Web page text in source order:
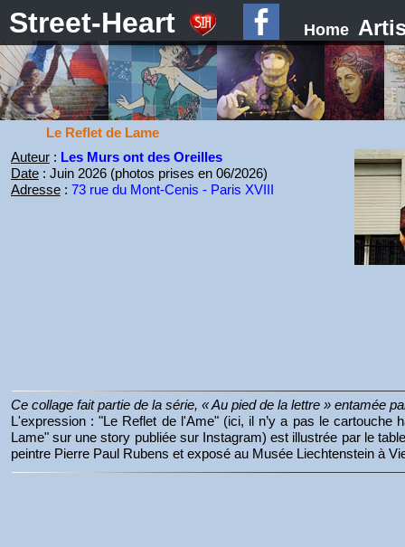
Street-Heart Home
Le Reflet de Lame
Auteur: Les Murs ont des Oreilles
Date: Juin 2026 (photos prises en 06/2026)
Adresse: 73 rue du Mont-Cenis - Paris XVIII
Ce collage fait partie de la série, « Au pied de la lettre » entamée
L'expression : "Le Reflet de l'Ame" (ici, il n’y a pas le cartouche
Lame" sur une story publiée sur Instagram) est illustrée par le
peintre Pierre Paul Rubens et exposé au Musée Liechtenstein à